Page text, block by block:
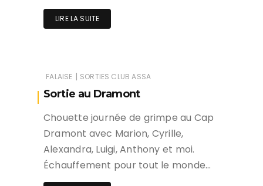
LIRE LA SUITE
FALAISE | SORTIES CLUB ASSA
Sortie au Dramont
Chouette journée de grimpe au Cap
Dramont avec Marion, Cyrille,
Alexandra, Luigi, Anthony et moi.
Échauffement pour tout le monde…